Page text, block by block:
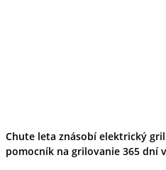
Chute leta znásobí elektrický gril
pomocník na grilovanie 365 dní